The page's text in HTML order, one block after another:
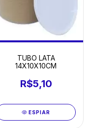
TUBO LATA
14X10X10CM
R$5,10
ESPIAR